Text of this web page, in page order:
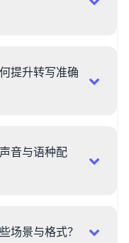
提升转写准确
音与语种配
场景与格式？